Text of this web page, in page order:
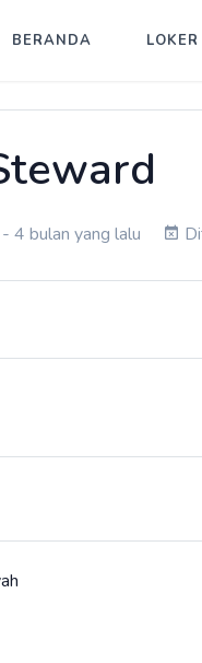
BERANDA LOKER
4 bulan yang lalu